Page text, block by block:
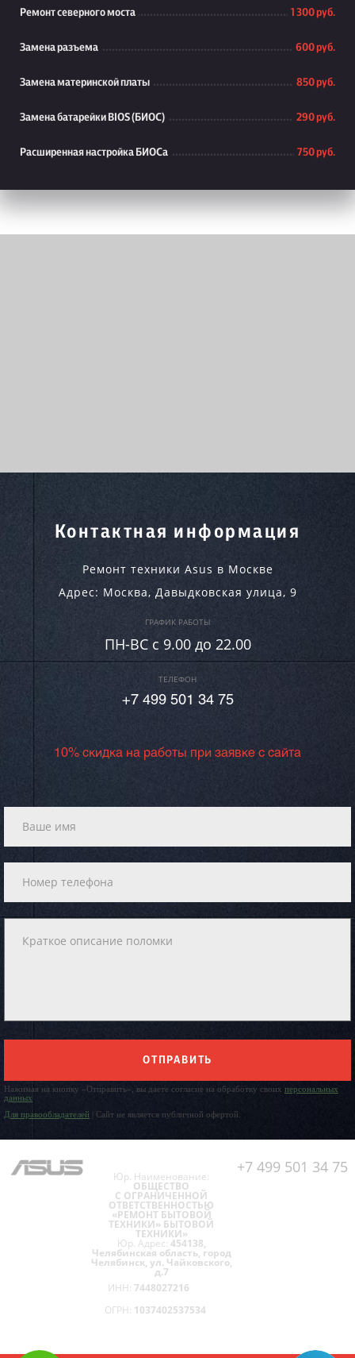
Ремонт северного моста 1 300 руб.
Замена разъема 600 руб.
Замена материнской платы 850 руб.
Замена батарейки BIOS (БИОС) 290 руб.
Расширенная настройка БИОСа 750 руб.
Контактная информация
Ремонт техники Asus в Москве
Адрес: Москва, Давыдковская улица, 9
ГРАФИК РАБОТЫ
ПН-ВC c 9.00 до 22.00
ТЕЛЕФОН
+7 499 501 34 75
10% скидка на работы при заявке с сайта
ОТПРАВИТЬ
Нажимая на кнопку «Отправить», вы даете согласие на обработку своих персональных
данных
Для правообладателей | Сайт не является публичной офертой.
+7 499 501 34 75
Юр. Наименование:
ОБЩЕСТВО
С ОГРАНИЧЕННОЙ
ОТВЕТСТВЕННОСТЬЮ
«РЕМОНТ БЫТОВОЙ
ТЕХНИКИ» БЫТОВОЙ
ТЕХНИКИ»
Юр. Адрес: 454138,
Челябинская область, город
Челябинск, ул. Чайковского,
д.7
ИНН: 7448027216
ОГРН: 1037402537534